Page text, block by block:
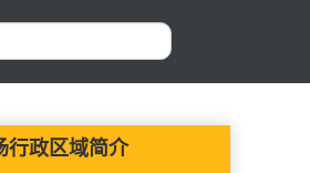
行政区域简介